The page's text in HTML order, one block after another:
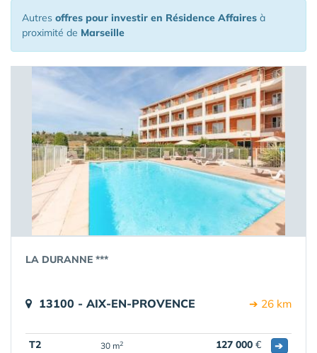
Autres offres pour investir en Résidence Affaires à
proximité de Marseille
LA DURANNE ***
13100 - AIX-EN-PROVENCE ➔ 26 km
T2 30 m2 127 000 € ➔